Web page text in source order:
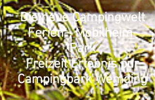
Die neue Campingwelt
Ferien-,Mobilheim-
Park
Freizeit Erlebnis pur
Campingpark Wemding